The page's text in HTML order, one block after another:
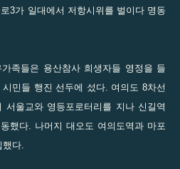
3가 일대에서 저항시위를 벌이다 명동
족들은 용산참사 희생자들 영정을 들
민들 행진 선두에 섰다. 여의도 8차선
울교와 영등포로터리를 지나 신길역
했다. 나머지 대오도 여의도역과 마포
다.